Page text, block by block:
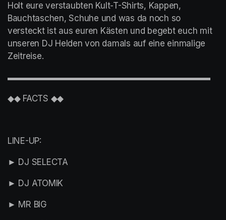
Holt eure verstaubten Kult-T-Shirts, Kappen,
Bauchtaschen, Schuhe und was da noch so
versteckt ist aus euren Kästen und begebt euch mit
unseren DJ Helden von damals auf eine einmalige
Zeitreise.
▬▬▬▬▬▬▬▬▬▬▬▬▬▬▬▬▬▬▬▬▬▬▬▬
◆◆ FACTS ◆◆
LINE-UP:
► DJ SELECTA
► DJ ATOMIK
► MR BIG